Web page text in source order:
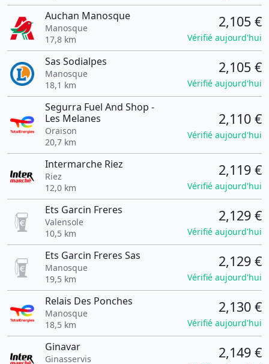
Auchan Manosque
Manosque
17,8 km
2,105 €
Vérifié aujourd'hui
Sas Sodialpes
Manosque
18,1 km
2,105 €
Vérifié aujourd'hui
Segurra Fuel And Shop -
Les Melanes
Oraison
20,7 km
2,110 €
Vérifié aujourd'hui
Intermarche Riez
Riez
12,0 km
2,119 €
Vérifié aujourd'hui
Ets Garcin Freres
Valensole
10,5 km
2,129 €
Vérifié aujourd'hui
Ets Garcin Freres Sas
Manosque
19,5 km
2,129 €
Vérifié aujourd'hui
Relais Des Ponches
Manosque
18,5 km
2,130 €
Vérifié aujourd'hui
Ginavar
Ginasservis
2,149 €